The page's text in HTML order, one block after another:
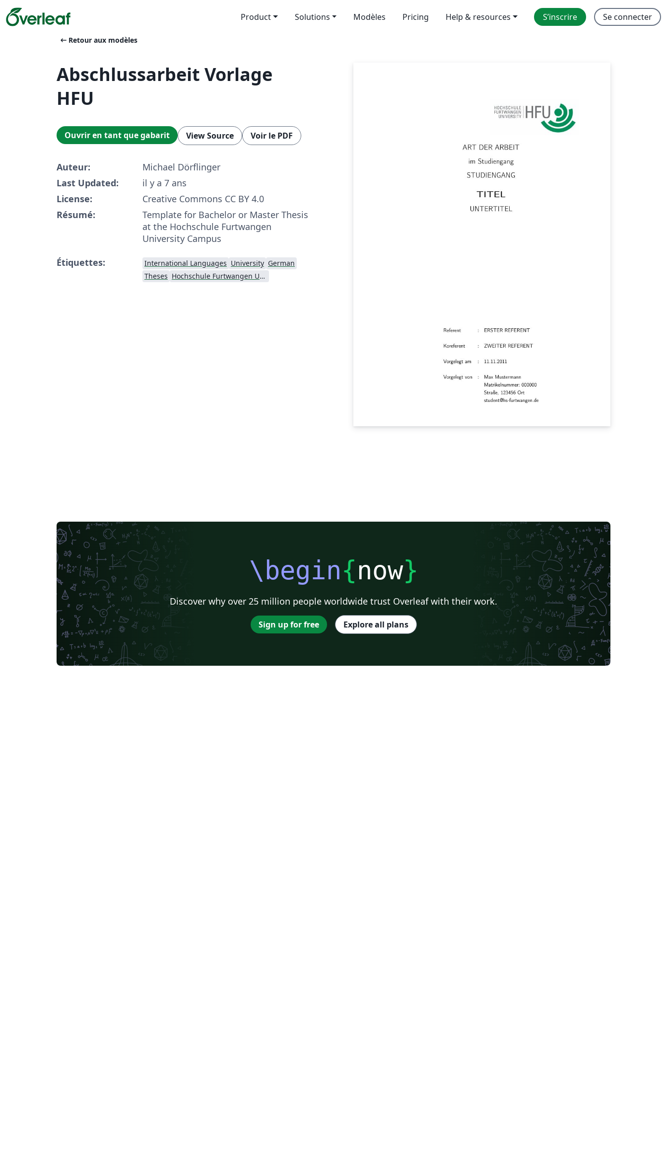
Product Solutions Modèles Pricing Help & resources S’inscrire Se connecter
arrow_left_alt Retour aux modèles
Abschlussarbeit Vorlage
HFU
Ouvrir en tant que gabarit View Source Voir le PDF
Auteur:
Michael Dörflinger
Last Updated:
il y a 7 ans
License:
Creative Commons CC BY 4.0
Résumé:
Template for Bachelor or Master Thesis
at the Hochschule Furtwangen
University Campus
Étiquettes:
International Languages University German
Theses
Hochschule Furtwangen University
\begin{now}
Discover why over 25 million people worldwide trust Overleaf with their work.
Sign up for free Explore all plans